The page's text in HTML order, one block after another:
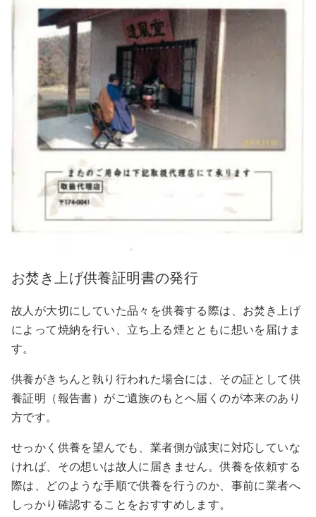
お焚き上げ供養証明書の発行
故人が大切にしていた品々を供養する際は、お焚き上げ
によって焼納を行い、立ち上る煙とともに想いを届けま
す。
供養がきちんと執り行われた場合には、その証として供
養証明（報告書）がご遺族のもとへ届くのが本来のあり
方です。
せっかく供養を望んでも、業者側が誠実に対応していな
ければ、その想いは故人に届きません。供養を依頼する
際は、どのような手順で供養を行うのか、事前に業者へ
しっかり確認することをおすすめします。